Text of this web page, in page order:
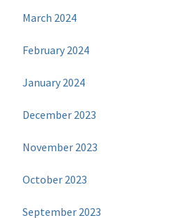
March 2024
February 2024
January 2024
December 2023
November 2023
October 2023
September 2023